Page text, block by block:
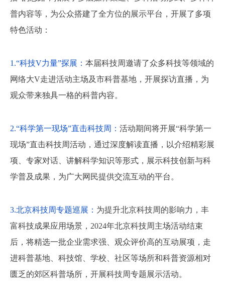
普内容等，为公众搭建了全方位的展示平台，开展了多项
特色活动：
1.“科技V力量”探展： 本届科技周邀请了众多科技等领域的
网络大V走进活动主场及市科普基地，开展探访直播，为
观众带来独具一格的科普内容。
2.“科学第一现场”直击科技周： 活动期间将开展“科学第一
现场”直击科技周活动，通过深度解读直播，以介绍精彩展
项、专家对话、讲解科学知识等形式，展示科技创新与科
学普及成果，为广大网民提供交流互动的平台。
3.北京科技周专题巡展： 为提升北京科技周的影响力，丰
富科技成果应用场景，2024年北京科技周主场活动结束
后，将精选一批企业需求强、观众评价高的互动展项，走
进科普基地、科技馆、学校、社区等场所和科普资源相对
匮乏的郊区科普场所，开展科技周专题展示活动。